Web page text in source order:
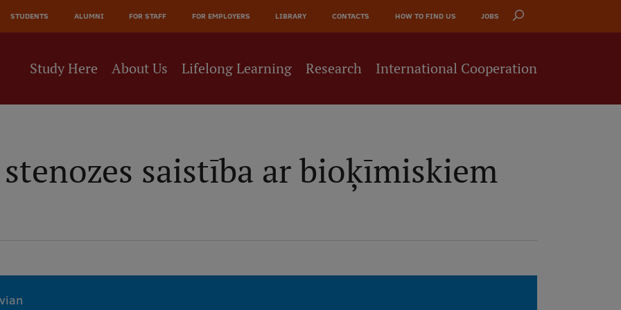
STUDENTS ALUMNI FOR STAFF FOR EMPLOYERS LIBRARY CONTACTS HOW TO FIND US JOBS
Study Here About Us Lifelong Learning Research International Cooperation
saistība ar bioķīmiskiem